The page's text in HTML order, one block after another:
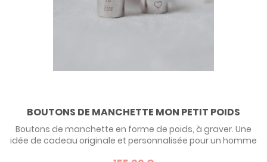
BOUTONS DE MANCHETTE MON PETIT POIDS
Boutons de manchette en forme de poids, à graver. Une
idée de cadeau originale et personnalisée pour un homme